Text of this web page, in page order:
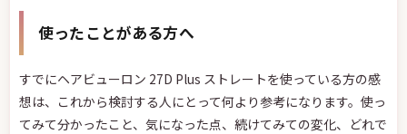
使ったことがある方へ
すでにヘアビューロン 27D Plus ストレートを使っている方の感
想は、これから検討する人にとって何より参考になります。使っ
てみて分かったこと、気になった点、続けてみての変化、どれで